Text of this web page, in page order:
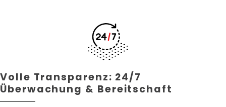
Volle Transparenz: 24/7
Überwachung & Bereitschaft